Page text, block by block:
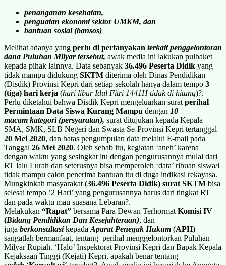
penanganan kesehatan,
penguatan ekonomi sektor UMKM, dan
bantuan sosial (bansos)
Melihat adanya yang perlu di pertanyakan terkait penggelontoran
dana Puluhan Milyar tersebut, awak media ini lakukan pulbaket
kepada pihak lainnya. Data sebanyak 36.496 Peserta Didik yang
tidak mampu didukung SKTM diterima oleh Dinas Pendidikan
(Disdik) Provinsi Kepri dari setiap sekolah hanya dalam tempo 3
(tiga) hari kerja (hari libur Idul Fitri 1441H tidak di hitung)?.
Perlu diketahui bahwa Disdik Kepri mengeluarkan surat perihal
Permintaan Data Siswa Kurang Mampu dengan 10
macam kategori (persyaratan), surat ditujukan kepada Kepala
SMA, SMK, SLB Negeri dan Swasta Se-Provinsi Kepri tertanggal
20 Mei 2020, dan batas pengumpulan data melalui E-mail pada
Tanggal 26 Mei 2020. Oleh sebab itu, kegiatan ‘aneh’ karena
dengan waktu yang sesingkat itu dengan pengurusannya mulai dari
RT lalu Lurah dan seterusnya bisa memperoleh ‘data’ ribuan siswa/i
tidak mampu calon penerima bantuan itu di duga indikasi rekayasa.
Mungkinkah masyarakat (36.496 Peserta Didik) surat SKTM bisa
selesai tempo ’2 Hari’ yang pengurusannya harus dari tingkat RT
dan pada waktu mau suasana Lebaran?.
Melakukan “Rapat” bersama Para Dewan Terhormat Komisi IV
(Bidang Pendidikan Dan Kesejahteraan), dan
juga berkonsultasikepada Aparat Penegak Hukum (APH)
sangatlah bermanfaat, tentang perihal menggelontorkan Puluhan
Milyar Rupiah. ‘Halo’ Inspektorat Provinsi Kepri dan Bapak Kepala
Kejaksaan Tinggi (Kejati) Kepri, apakah benar tentang